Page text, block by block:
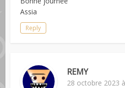
Assia
Reply
REMY
28 octobre 2023